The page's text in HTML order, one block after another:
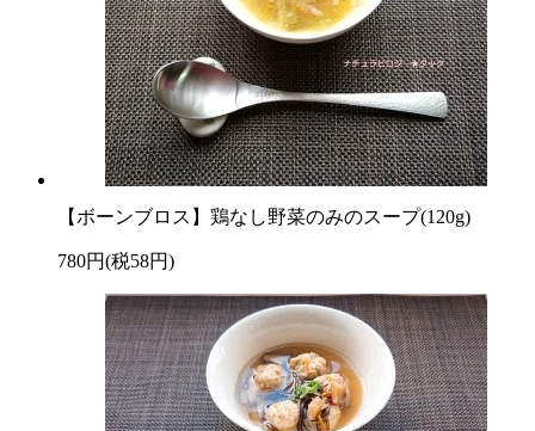
【ボーンブロス】鶏なし野菜のみのスープ(120g)
780円(税58円)